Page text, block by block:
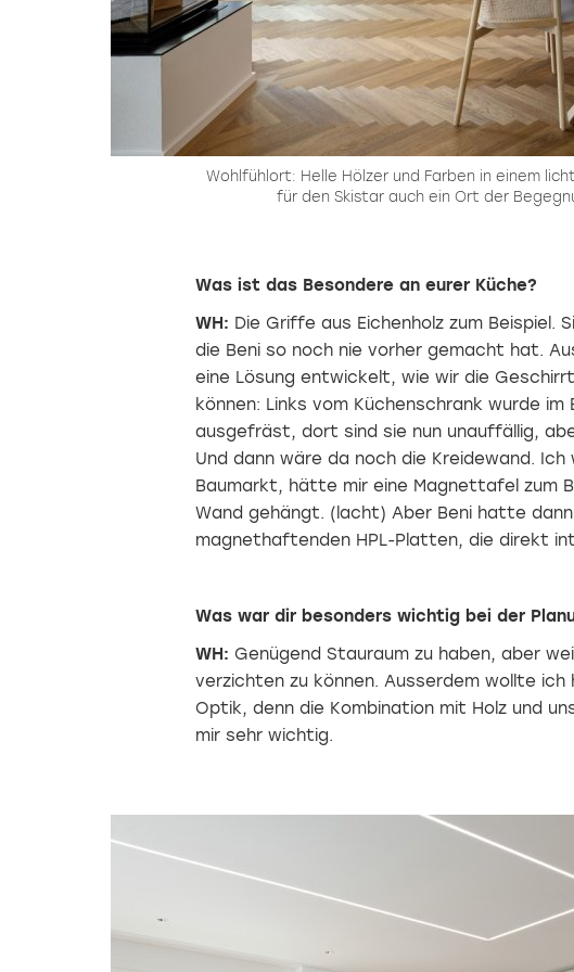
Wohlfühlort: Helle Hölzer und Farben in einem
für den Skistar auch ein Ort der
Was ist das Besondere an eurer Küche?
WH: Die Griffe aus Eichenholz zum Beispiel.
die Beni so noch nie vorher gemacht hat.
eine Lösung entwickelt, wie wir die
können: Links vom Küchenschrank wurde im
ausgefräst, dort sind sie nun unauffällig,
Und dann wäre da noch die Kreidewand.
Baumarkt, hätte mir eine Magnettafel zum
Wand gehängt. (lacht) Aber Beni hatte
magnethaftenden HPL-Platten, die direkt
Was war dir besonders wichtig bei der
WH: Genügend Stauraum zu haben, aber
verzichten zu können. Ausserdem wollte
Optik, denn die Kombination mit Holz und
mir sehr wichtig.